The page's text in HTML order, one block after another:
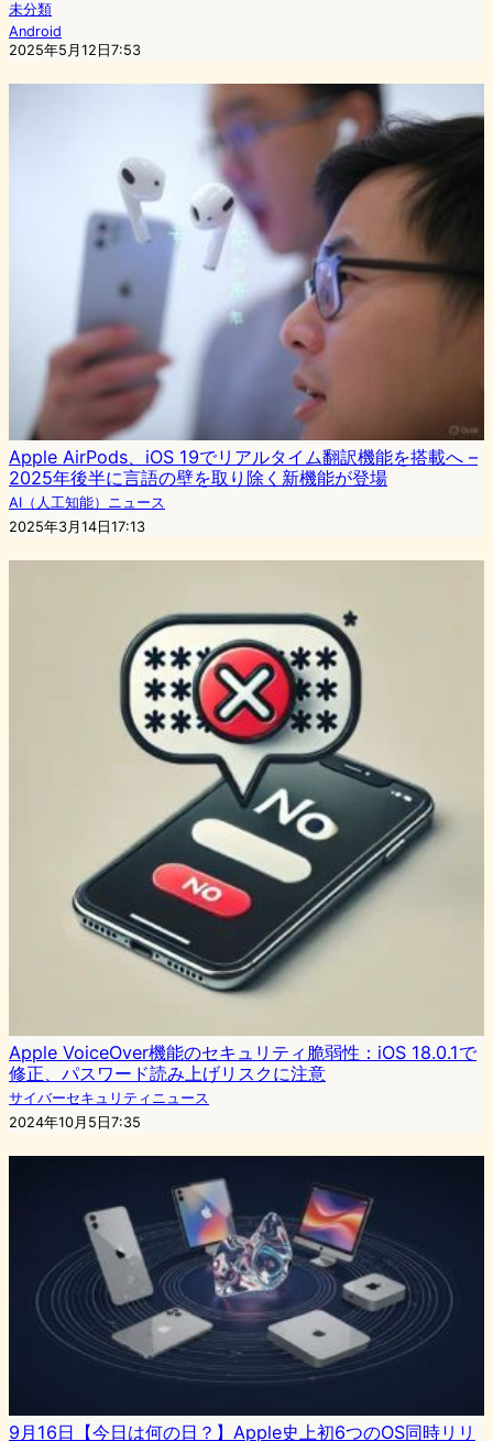
未分類
Android
2025年5月12日7:53
Apple AirPods、iOS 19でリアルタイム翻訳機能を搭載へ –
2025年後半に言語の壁を取り除く新機能が登場
AI（人工知能）ニュース
2025年3月14日17:13
Apple VoiceOver機能のセキュリティ脆弱性：iOS 18.0.1で
修正、パスワード読み上げリスクに注意
サイバーセキュリティニュース
2024年10月5日7:35
9月16日【今日は何の日？】Apple史上初6つのOS同時リリ